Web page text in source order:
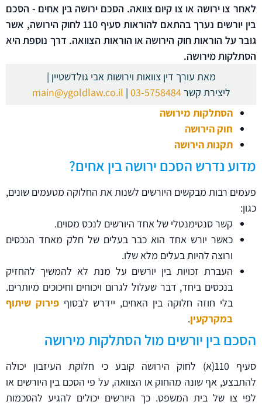
brightness_high ניגודיות בהירה
ניגודיות כהה
format_underlined הוסף קו תחתון לקישורים
סמן קישורים
לאפס את כל האפשרויות
cached
השארת משוב
לאחר צו ירושה או צו קיום צוואה. הסכם ירושה בין אחים - הסכם
בין יורשים נערך בהתאם להוראות סעיף 110 לחוק הירושה, אשר
גובר על הוראות חוק הירושה או הוראות הצוואה. דרך נוספת היא
הסתלקות מירושה.
מאת עורך דין צוואות וירושות אבי גולדשטיין |
ליצירת קשר03-5758484
|
main@ygoldlaw.co.il
הסתלקות מירושה
חוק הירושה
תקנות הירושה
מדוע נדרש הסכם ירושה בין אחים?
פעמים רבות מבקשים היורשים לשנות את החלוקה מטעמים שונים,
כגון:
קשר סנטימנטלי של אחד היורשים לנכס מסוים.
כאשר יורש אחד הוא כבר בעלים של חלק מאחד הנכסים
ורוצה להיות בעלים מלא שלו.
העברת זכויות בין יורשים על מנת לא להמשיך להחזיק
בנכסים ביחד, דבר שעלול לגרום ויכוחים וחיכוכים מיותרים.
בלי חוזה חלוקה בין האחים, יידרש לבסוף פירוק שיתוף
במקרקעין.
הסכם בין יורשים מול הסתלקות מירושה
סעיף 110(א) לחוק הירושה קובע כי חלוקת העיזבון יכולה
להתבצע, אף שונה מהחוק או הצוואה, על פי הסכם בין היורשים או
לפי צו של בית המשפט. כך היורשים יכולים להגיע להסכמות